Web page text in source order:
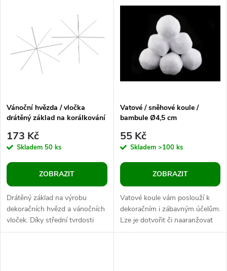
ů
ů
Vánoční hvězda / vločka
drátěný základ na korálkování
173 Kč
Skladem 50 ks
ZOBRAZIT
Drátěný základ na výrobu
dekoračních hvězd a vánočních
vloček. Díky střední tvrdosti
drátu se s hvězdou perfektně
Vatové / sněhové koule /
bambule Ø4,5 cm
55 Kč
Skladem >100 ks
ZOBRAZIT
Vatové koule vám poslouží k
dekoračním i zábavným účelům.
Lze je dotvořit či naaranžovat
dle své fantazie. Můžete je